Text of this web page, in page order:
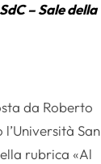
SdC – Sale della
da Roberto
San
rubrica «Al